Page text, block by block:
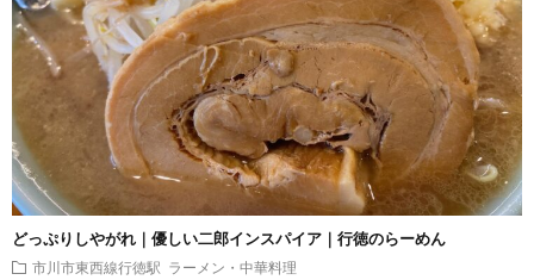
どっぷりしやがれ｜優しい二郎インスパイア｜行徳のらーめん
市川市東西線行徳駅 ラーメン・中華料理